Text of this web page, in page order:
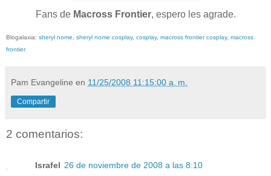
Fans de Macross Frontier, espero les agrade.
Blogalaxia: sheryl nome sheryl nome cosplay, cosplay, macross frontier cosplay, macross
frontier
Pam Evangeline en 11/25/2008 11:15:00 a. m.
Compartir
2 comentarios:
Israfel 26 de noviembre de 2008 a las 8:10